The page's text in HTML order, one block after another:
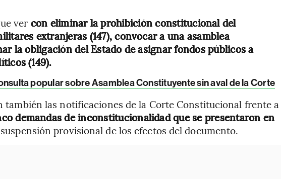
ver con eliminar la prohibición constitucional del
extranjeras (147), convocar a una asamblea
la obligación del Estado de asignar fondos públicos a
(149).
popular sobre Asamblea Constituyente sin aval de la Corte
también las notificaciones de la Corte Constitucional frente a
demandas de inconstitucionalidad que se presentaron en
provisional de los efectos del documento.